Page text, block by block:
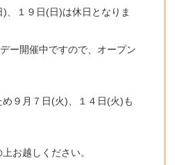
、１９日(日)は休日となりま
ー開催中ですので、オープン
９月７日(火)、１４日(火)も
お越しください。